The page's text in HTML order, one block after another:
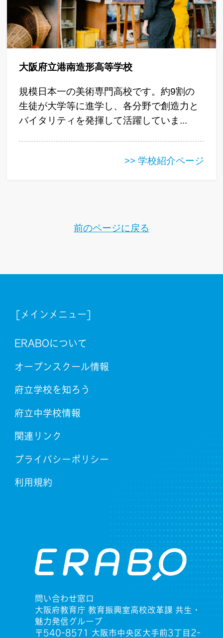
大阪府立港南造形高等学校
規模日本一の美術専門高校です。約9割の
生徒が大学等に進学し、各分野で創造力と
バイタリティを発揮して活躍していま...
>> 学校紹介ページ
前のページに戻る
[メインメニュー]
ERABOについて
オープンスクール情報
府立学校を知ろう
府立中学校情報
関連リンク
プライバシーポリシー
利用規約
問い合わせ窓口
大阪府教育庁 教育振興室高校改革課 共生・
魅力発信グループ
〒540-8571 大阪市中央区大手前3丁目2-